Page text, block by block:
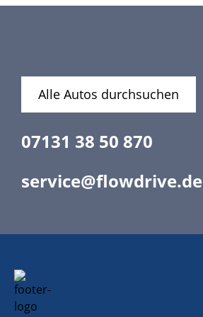
Alle Autos durchsuchen
07131 38 50 870
service@flowdrive.de